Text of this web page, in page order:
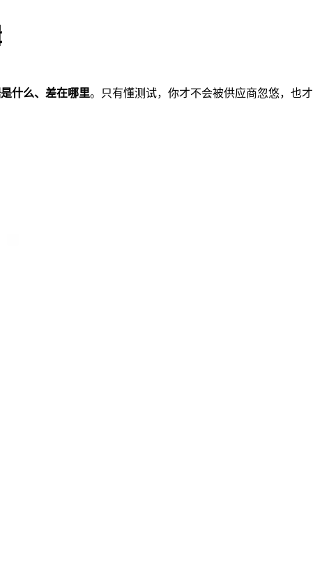
什么、差在哪里。只有懂测试，你才不会被供应商忽悠，也才